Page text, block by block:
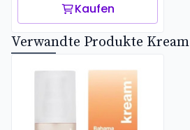
Kaufen
Verwandte Produkte Kream